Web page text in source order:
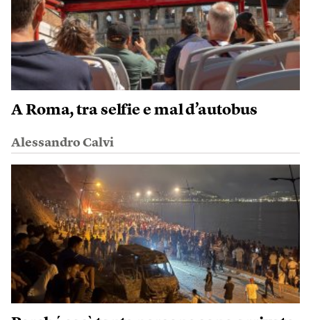
A Roma, tra selfie e mal d’autobus
Alessandro Calvi